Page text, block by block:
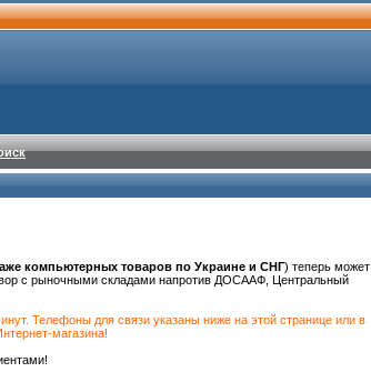
компьютерных товаров по Украине и СНГ) теперь может
с рыночными складами напротив ДОСААФ, Центральный
Телефоны для связи указаны ниже на этой странице или в
магазина!